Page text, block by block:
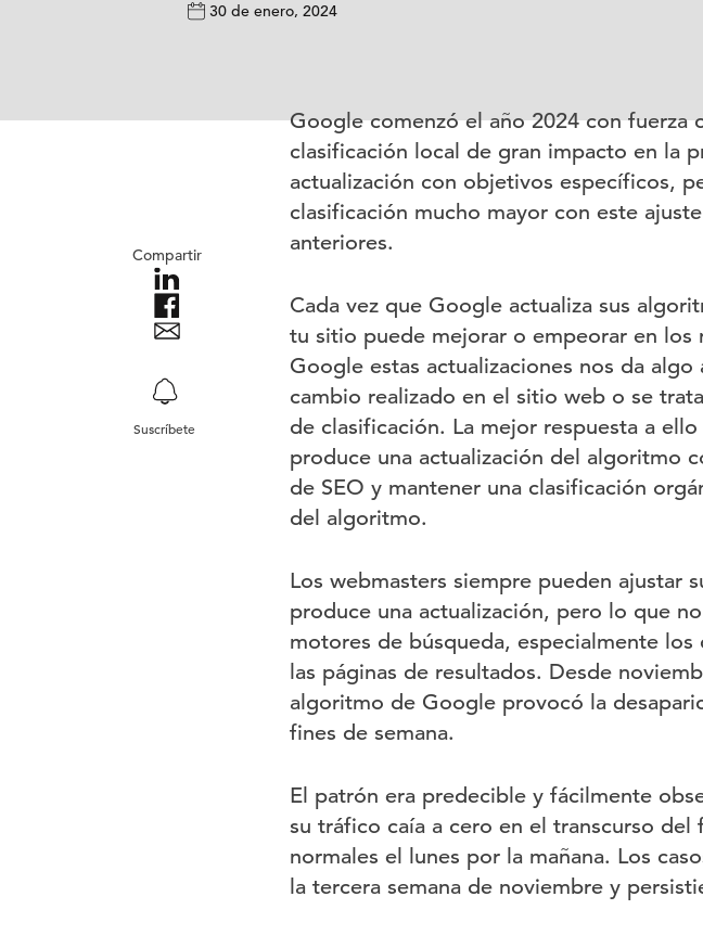
30 de enero, 2024
Compartir
Suscríbete
Google comenzó el año 2024 con fuerza
clasificación local de gran impacto en la
actualización con objetivos específicos,
clasificación mucho mayor con este
anteriores.
Cada vez que Google actualiza sus
tu sitio puede mejorar o empeorar en los
Google estas actualizaciones nos da
cambio realizado en el sitio web o se
de clasificación. La mejor respuesta a
produce una actualización del algoritmo
de SEO y mantener una clasificación
del algoritmo.
Los webmasters siempre pueden ajustar
produce una actualización, pero lo que
motores de búsqueda, especialmente
las páginas de resultados. Desde
algoritmo de Google provocó la
fines de semana.
El patrón era predecible y fácilmente
su tráfico caía a cero en el transcurso
normales el lunes por la mañana. Los
la tercera semana de noviembre y